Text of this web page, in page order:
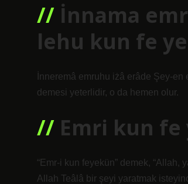
İnnama
lehu kun fe
İnneremâ emruhu iżâ erâde Şey-
demesi yeterlidir, o da hemen olur.
Emri kun fe
“Emr-i kun feyekün” demek, “Allah,
Allah Teâlâ bir şeyi yaratmak